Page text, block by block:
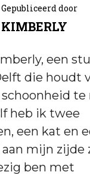
Gepubliceerd door
KIMBERLY
een
die houdt
te
heb ik twee
een kat en
mijn zijde
ben met